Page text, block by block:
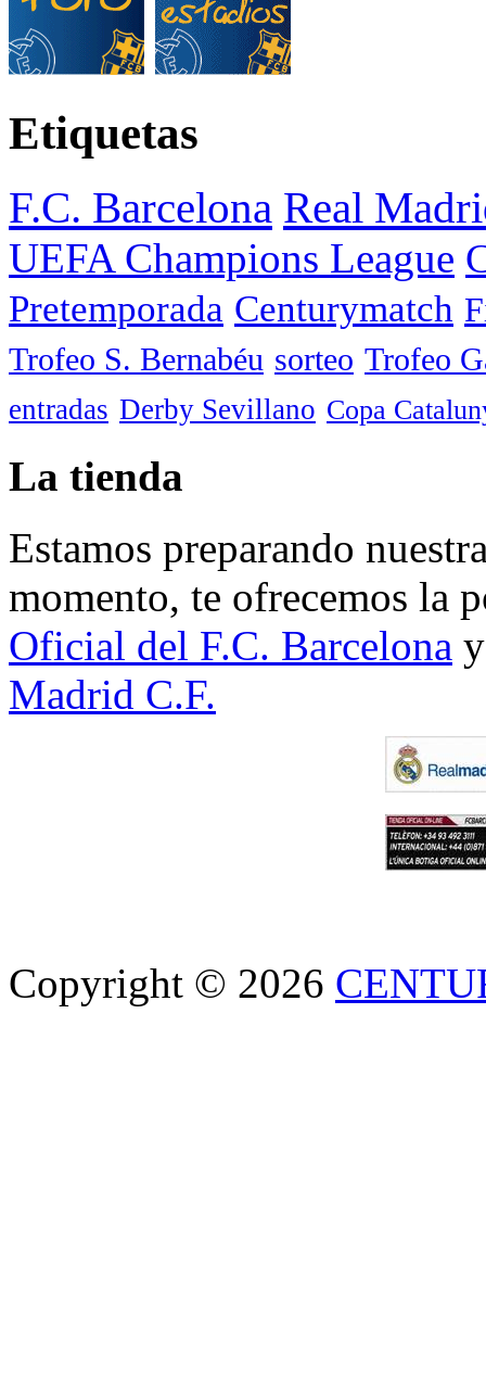
Etiquetas
F.C. Barcelona Real
UEFA Champions League
Pretemporada Centurymatch
Trofeo S. Bernabéu sorteo Trofeo
entradas Derby Sevillano Copa
La tienda
Estamos preparando
momento, te ofrecemos la
Oficial del F.C. Barcelona
Madrid C.F.
Copyright © 2026